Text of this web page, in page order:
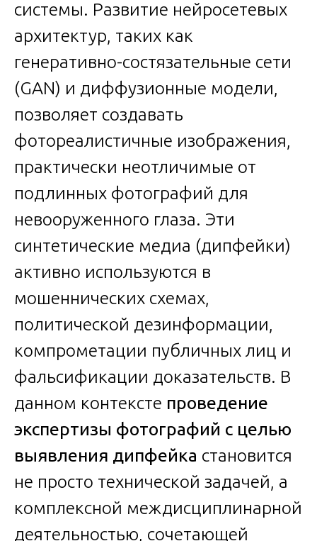
системы. Развитие нейросетевых
архитектур, таких как
генеративно-состязательные сети
(GAN) и диффузионные модели,
позволяет создавать
фотореалистичные изображения,
практически неотличимые от
подлинных фотографий для
невооруженного глаза. Эти
синтетические медиа (дипфейки)
активно используются в
мошеннических схемах,
политической дезинформации,
компрометации публичных лиц и
фальсификации доказательств. В
данном контексте проведение
экспертизы фотографий с целью
выявления дипфейка становится
не просто технической задачей, а
комплексной междисциплинарной
деятельностью, сочетающей